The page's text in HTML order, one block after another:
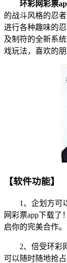
环彩网彩票
的战斗风格的忍
进行各种趣味的
及制符的全新系
戏玩法，喜欢的朋
【软件功能】
1、企划方可以
网彩票app下载
启你的完美合作。
2、倍受环彩网
可以随时随地抢